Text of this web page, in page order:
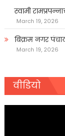
स्वामी
March 19, 2026
बिक्रम नगर
March 19, 2026
वीडियो